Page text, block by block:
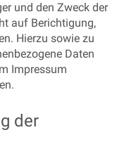
und den Zweck der
auf Berichtigung,
Hierzu sowie zu
Daten
Impressum
der